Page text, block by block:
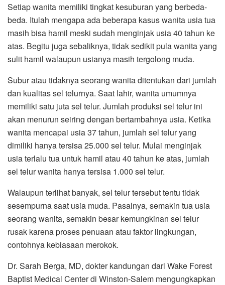
Setiap wanita memiliki tingkat kesuburan yang berbeda-
beda. Itulah mengapa ada beberapa kasus wanita usia tua
masih bisa hamil meski sudah menginjak usia 40 tahun ke
atas. Begitu juga sebaliknya, tidak sedikit pula wanita yang
sulit hamil walaupun usianya masih tergolong muda.
Subur atau tidaknya seorang wanita ditentukan dari jumlah
dan kualitas sel telurnya. Saat lahir, wanita umumnya
memiliki satu juta sel telur. Jumlah produksi sel telur ini
akan menurun seiring dengan bertambahnya usia. Ketika
wanita mencapai usia 37 tahun, jumlah sel telur yang
dimiliki hanya tersisa 25.000 sel telur. Mulai menginjak
usia terlalu tua untuk hamil atau 40 tahun ke atas, jumlah
sel telur wanita hanya tersisa 1.000 sel telur.
Walaupun terlihat banyak, sel telur tersebut tentu tidak
sesempurna saat usia muda. Pasalnya, semakin tua usia
seorang wanita, semakin besar kemungkinan sel telur
rusak karena proses penuaan atau faktor lingkungan,
contohnya kebiasaan merokok.
Dr. Sarah Berga, MD, dokter kandungan dari Wake Forest
Baptist Medical Center di Winston-Salem mengungkapkan